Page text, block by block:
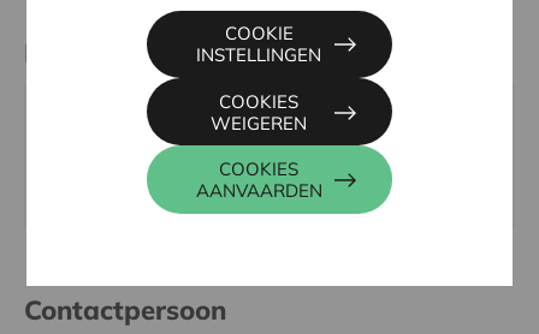
Partner
WZC Ons Zomerheem, Dreef 47, 9930 LIEVEGEM
09/372.74.48
https://www.zorg-saam.be/ons-zomerheem/
Contactpersoon
COOKIES
AANVAARDEN
COOKIES
WEIGEREN
COOKIE
INSTELLINGEN